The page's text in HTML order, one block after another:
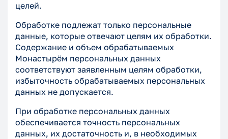
целей.
Обработке подлежат только персональные
данные, которые отвечают целям их обработки.
Содержание и объем обрабатываемых
Монастырём персональных данных
соответствуют заявленным целям обработки,
избыточность обрабатываемых персональных
данных не допускается.
При обработке персональных данных
обеспечивается точность персональных
данных, их достаточность и, в необходимых